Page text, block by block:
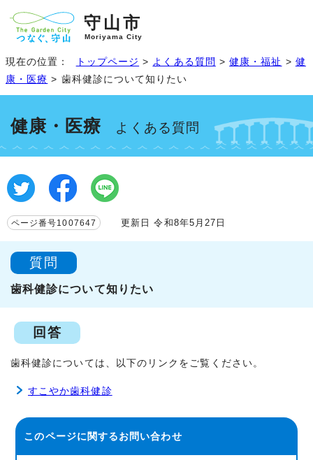
守山市
Moriyama City
現在の位置： トップページ > よくある質問 >健康・福祉 > 健
康・医療 > 歯科健診について知りたい
健康・医療 よくある質問
ページ番号1007647 更新日 令和8年5月27日
質問
歯科健診について知りたい
回答
歯科健診については、以下のリンクをご覧ください。
すこやか歯科健診
このページに関するお問い合わせ